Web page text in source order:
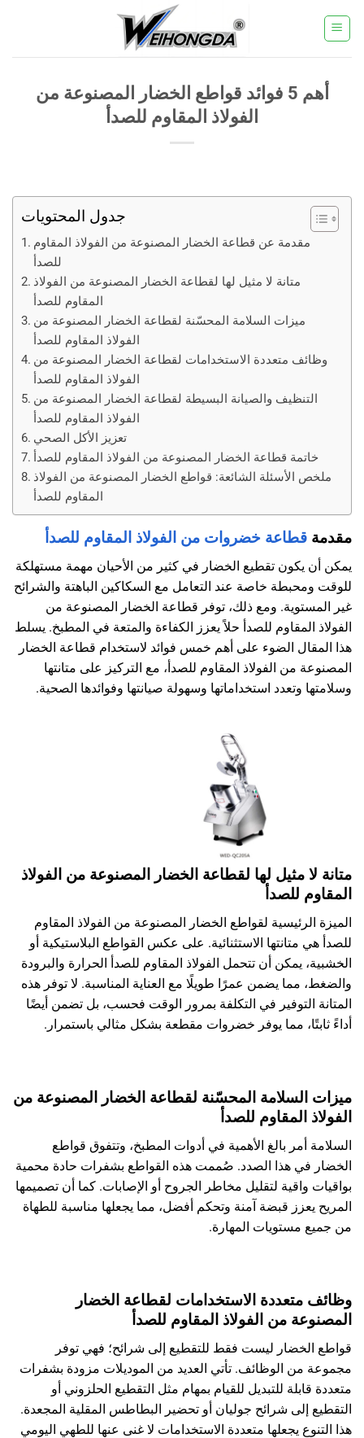
للمحتوى
أهم 5 فوائد قواطع الخضار المصنوعة من
الفولاذ المقاوم للصدأ
جدول المحتويات
مقدمة عن قطاعة الخضار المصنوعة من الفولاذ المقاوم
للصدأ
متانة لا مثيل لها لقطاعة الخضار المصنوعة من الفولاذ
المقاوم للصدأ
ميزات السلامة المحسّنة لقطاعة الخضار المصنوعة من
الفولاذ المقاوم للصدأ
وظائف متعددة الاستخدامات لقطاعة الخضار المصنوعة من
الفولاذ المقاوم للصدأ
التنظيف والصيانة البسيطة لقطاعة الخضار المصنوعة من
الفولاذ المقاوم للصدأ
تعزيز الأكل الصحي
خاتمة قطاعة الخضار المصنوعة من الفولاذ المقاوم للصدأ
ملخص الأسئلة الشائعة: قواطع الخضار المصنوعة من الفولاذ
المقاوم للصدأ
مقدمة قطاعة خضروات من الفولاذ المقاوم للصدأ
يمكن أن يكون تقطيع الخضار في كثير من الأحيان مهمة مستهلكة
للوقت ومحبطة خاصة عند التعامل مع السكاكين الباهتة والشرائح
غير المستوية. ومع ذلك، توفر قطاعة الخضار المصنوعة من
الفولاذ المقاوم للصدأ حلاً يعزز الكفاءة والمتعة في المطبخ. يسلط
هذا المقال الضوء على أهم خمس فوائد لاستخدام قطاعة الخضار
المصنوعة من الفولاذ المقاوم للصدأ، مع التركيز على متانتها
وسلامتها وتعدد استخداماتها وسهولة صيانتها وفوائدها الصحية.
متانة لا مثيل لها لقطاعة الخضار المصنوعة من الفولاذ
المقاوم للصدأ
الميزة الرئيسية لقواطع الخضار المصنوعة من الفولاذ المقاوم
للصدأ هي متانتها الاستثنائية. على عكس القواطع البلاستيكية أو
الخشبية، يمكن أن تتحمل الفولاذ المقاوم للصدأ الحرارة والبرودة
والضغط، مما يضمن عمرًا طويلًا مع العناية المناسبة. لا توفر هذه
المتانة التوفير في التكلفة بمرور الوقت فحسب، بل تضمن أيضًا
أداءً ثابتًا، مما يوفر خضروات مقطعة بشكل مثالي باستمرار.
ميزات السلامة المحسّنة لقطاعة الخضار المصنوعة من
الفولاذ المقاوم للصدأ
السلامة أمر بالغ الأهمية في أدوات المطبخ، وتتفوق قواطع
الخضار في هذا الصدد. صُممت هذه القواطع بشفرات حادة محمية
بواقيات واقية لتقليل مخاطر الجروح أو الإصابات. كما أن تصميمها
المريح يعزز قبضة آمنة وتحكم أفضل، مما يجعلها مناسبة للطهاة
من جميع مستويات المهارة.
وظائف متعددة الاستخدامات لقطاعة الخضار
المصنوعة من الفولاذ المقاوم للصدأ
قواطع الخضار ليست فقط للتقطيع إلى شرائح؛ فهي توفر
مجموعة من الوظائف. تأتي العديد من الموديلات مزودة بشفرات
متعددة قابلة للتبديل للقيام بمهام مثل التقطيع الحلزوني أو
التقطيع إلى شرائح جوليان أو تحضير البطاطس المقلية المجعدة.
هذا التنوع يجعلها متعددة الاستخدامات لا غنى عنها للطهي اليومي